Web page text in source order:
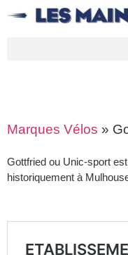
Marques Vélos »
Gottfried ou Unic-sport
historiquement à